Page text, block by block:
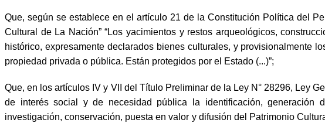
Que, según se establece en el artículo 21 de la Constitución Política del
Cultural de La Nación” “Los yacimientos y restos arqueológicos,
histórico, expresamente declarados bienes culturales, y provisionalmente
propiedad privada o pública. Están protegidos por el Estado (...)”;
Que, en los artículos IV y VII del Título Preliminar de la Ley N° 28296, Ley
de interés social y de necesidad pública la identificación, generación
investigación, conservación, puesta en valor y difusión del Patrimonio